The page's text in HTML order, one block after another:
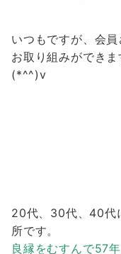
いつもですが、会
お取り組みができ
(*^^)v
20代、30代、40代
所です。
良縁をむすんで57